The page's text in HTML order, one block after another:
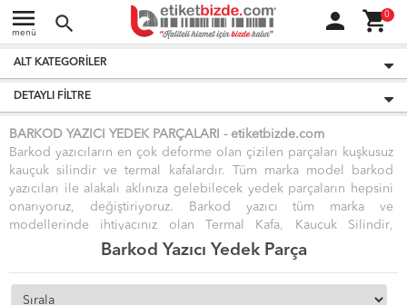
menu
menü search person shopping_cart0
ALT KATEGORILER
DETAYLI FILTRE
BARKOD YAZICI YEDEK PARÇALARI - etiketbizde.com
Barkod yazıcıların en çok deforme olan çizilen parçaları kuşkusuz
kauçuk silindir vetermal kafalardır. Tüm marka model barkod
yazıcıları ile alakalı aklınıza gelebilecek yedek parçaların hepsini
onarıyoruz, değiştiriyoruz. Barkod yazıcı tüm marka ve
modellerinde ihtiyacınız olan Termal Kafa Kauçuk Silindir
Anakart, Güç Katı, Sensör, Ribon Kolları ve diğer tüm yedek
parçaları en uygun fiyatlara etiketbizde.com'da
hizmetlerimizden
Barkod Yazıcı Yedek Parça